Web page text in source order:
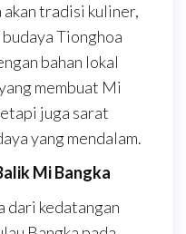
akan tradisi kuliner,
Tionghoa
bahan lokal
membuat Mi
juga sarat
yang mendalam.
Mi Bangka
dari kedatangan